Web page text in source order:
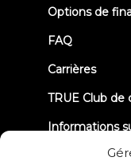
Options de
FAQ
Carrières
TRUE Club de
Informations